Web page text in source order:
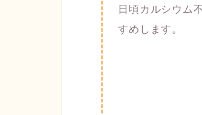
日頃カルシウム
すめします。